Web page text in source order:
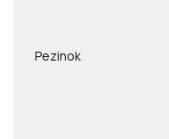
Pezinok